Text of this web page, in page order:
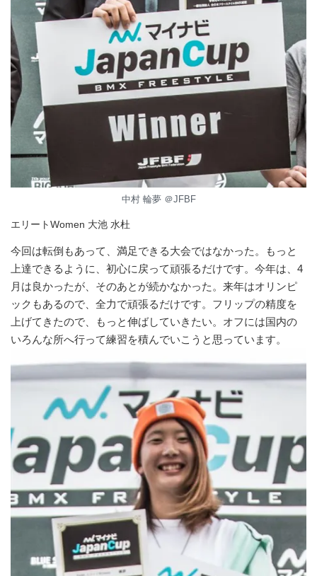
中村 輪夢 ＠JFBF
エリートWomen 大池 水杜
今回は転倒もあって、満足できる大会ではなかった。もっと
上達できるように、初心に戻って頑張るだけです。今年は、4
月は良かったが、そのあとが続かなかった。来年はオリンピ
ックもあるので、全力で頑張るだけです。フリップの精度を
上げてきたので、もっと伸ばしていきたい。オフには国内の
いろんな所へ行って練習を積んでいこうと思っています。